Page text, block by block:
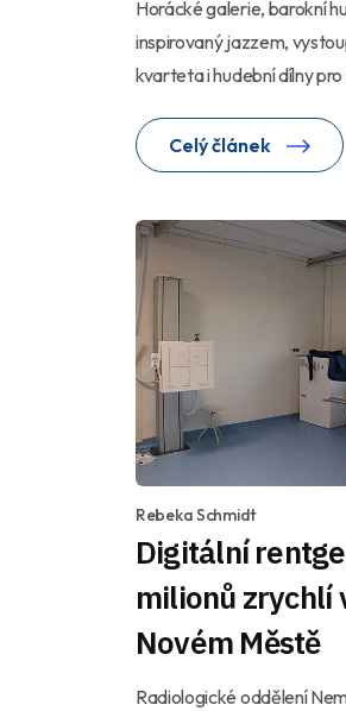
Horácké galerie, barokní
inspirovaný jazzem,
kvarteta i hudební dílny
Celý článek
Rebeka Schmidt
Digitální
milionů zrychlí
Novém Městě
Radiologické oddělení